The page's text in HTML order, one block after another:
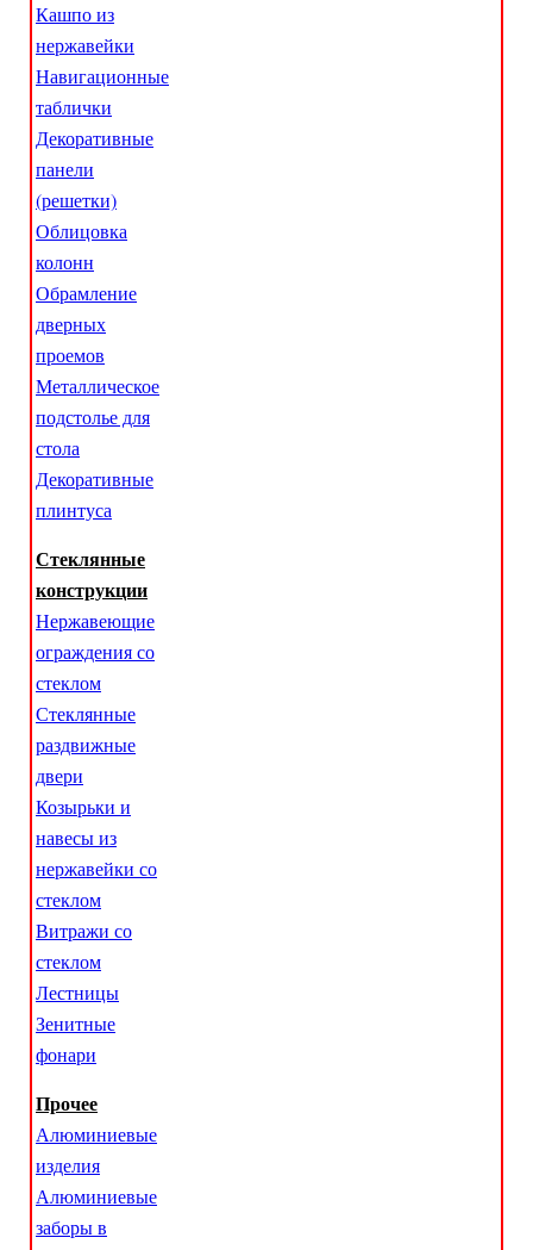
Кашпо из
нержавейки
Навигационные
таблички
Декоративные
панели
(решетки)
Облицовка
колонн
Обрамление
дверных
проемов
Металлическое
подстолье для
стола
Декоративные
плинтуса
Стеклянные
конструкции
Нержавеющие
ограждения со
стеклом
Стеклянные
раздвижные
двери
Козырьки и
навесы из
нержавейки со
стеклом
Витражи со
стеклом
Лестницы
Зенитные
фонари
Прочее
Алюминиевые
изделия
Алюминиевые
заборы в